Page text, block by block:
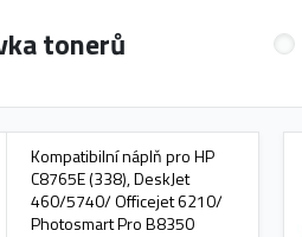
tonerů
Kompatibilní náplň pro HP
C8765E (338), DeskJet
460/5740/ Officejet 6210/
Photosmart Pro B8350